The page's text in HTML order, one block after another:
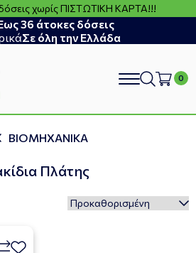
χωρίς ΠΙΣΤΩΤΙΚΗ ΚΑΡΤΑ!!!
36 άτοκες δόσεις
Σε όλη την Ελλάδα
search
ΒΙΟΜΗΧΑΝΙΚΑ
Πλάτης